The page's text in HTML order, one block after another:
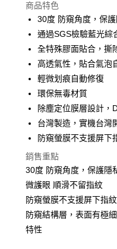
LINE Pay
Apple Pay
街口支付
悠遊付
全盈+PAY
運送方式
全家取貨付款
每筆NT$60，滿
7-11取貨付款
每筆NT$60，滿
商品特色
30度 防窺角度，保
通過SGS檢驗藍光綜
全特殊膠面貼合，撕
高透氣性，貼合氣泡
輕微划痕自動修復
環保無毒材質
除塵定位膜層設計，
台灣製造，實機台灣
防窺螢膜不支援屏下
銷售重點
30度 防窺角度，保護隱
微護眼 順滑不留指紋
防窺螢膜不支援屏下指
防窺結構層，表面有極
特性